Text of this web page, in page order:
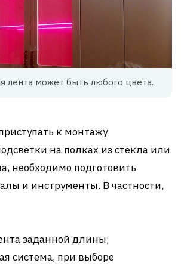
лента может быть любого цвета.
к монтажу
на полках из стекла или
необходимо подготовить
и инструменты. В частности,
заданной длины;
система, при выборе